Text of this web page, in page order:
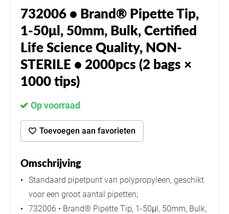
732006 • Brand® Pipette Tip,
1-50μl, 50mm, Bulk, Certified
Life Science Quality, NON-
STERILE • 2000pcs (2 bags ×
1000 tips)
Op voorraad
Toevoegen aan favorieten
Omschrijving
Standaard pipetpunt van polypropyleen, geschikt
voor een groot aantal pipetten;
732006 • Brand® Pipette Tip, 1-50μl, 50mm, Bulk,